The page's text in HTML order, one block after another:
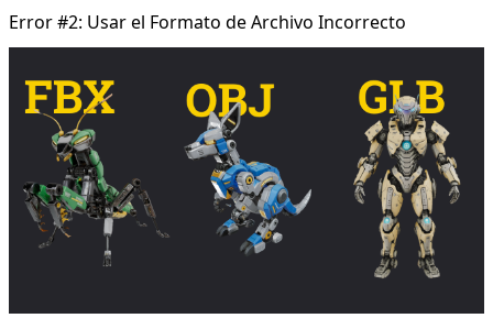
Error #2: Usar el Formato de Archivo Incorrecto